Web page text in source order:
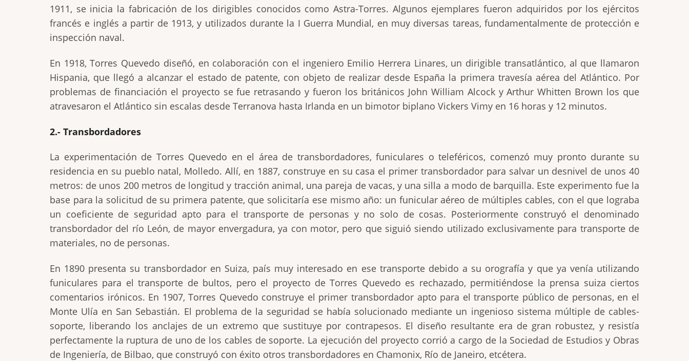
1911, se inicia la fabricación de los dirigibles conocidos como Astra-Torres. Algunos ejemplares fueron adquiridos por los ejércitos
francés e inglés a partir de 1913, y utilizados durante la I Guerra Mundial, en muy diversas tareas, fundamentalmente de protección e
inspección naval.
En 1918, Torres Quevedo diseñó, en colaboración con el ingeniero Emilio Herrera Linares, un dirigible transatlántico, al que llamaron
Hispania, que llegó a alcanzar el estado de patente, con objeto de realizar desde España la primera travesía aérea del Atlántico. Por
problemas de financiación el proyecto se fue retrasando y fueron los británicos John William Alcock y Arthur Whitten Brown los que
atravesaron el Atlántico sin escalas desde Terranova hasta Irlanda en un bimotor biplano Vickers Vimy en 16 horas y 12 minutos.
2.- Transbordadores
La experimentación de Torres Quevedo en el área de transbordadores, funiculares o teleféricos, comenzó muy pronto durante su
residencia en su pueblo natal, Molledo. Allí, en 1887, construye en su casa el primer transbordador para salvar un desnivel de unos 40
metros: de unos 200 metros de longitud y tracción animal, una pareja de vacas, y una silla a modo de barquilla. Este experimento fue la
base para la solicitud de su primera patente, que solicitaría ese mismo año: un funicular aéreo de múltiples cables, con el que lograba
un coeficiente de seguridad apto para el transporte de personas y no solo de cosas. Posteriormente construyó el denominado
transbordador del río León, de mayor envergadura, ya con motor, pero que siguió siendo utilizado exclusivamente para transporte de
materiales, no de personas.
En 1890 presenta su transbordador en Suiza, país muy interesado en ese transporte debido a su orografía y que ya venía utilizando
funiculares para el transporte de bultos, pero el proyecto de Torres Quevedo es rechazado, permitiéndose la prensa suiza ciertos
comentarios irónicos. En 1907, Torres Quevedo construye el primer transbordador apto para el transporte público de personas, en el
Monte Ulía en San Sebastián. El problema de la seguridad se había solucionado mediante un ingenioso sistema múltiple de cables-
soporte, liberando los anclajes de un extremo que sustituye por contrapesos. El diseño resultante era de gran robustez, y resistía
perfectamente la ruptura de uno de los cables de soporte. La ejecución del proyecto corrió a cargo de la Sociedad de Estudios y Obras
de Ingeniería, de Bilbao, que construyó con éxito otros transbordadores en Chamonix, Río de Janeiro, etcétera.